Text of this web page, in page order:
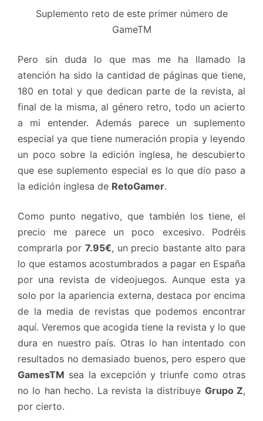
Suplemento reto de este primer número de
GameTM
Pero sin duda lo que mas me ha llamado la
atención ha sido la cantidad de páginas que tiene,
180 en total y que dedican parte de la revista, al
final de la misma, al género retro, todo un acierto
a mi entender. Además parece un suplemento
especial ya que tiene numeración propia y leyendo
un poco sobre la edición inglesa, he descubierto
que ese suplemento especial es lo que dio paso a
la edición inglesa de RetoGamer.
Como punto negativo, que también los tiene, el
precio me parece un poco excesivo. Podréis
comprarla por 7.95€, un precio bastante alto para
lo que estamos acostumbrados a pagar en España
por una revista de videojuegos. Aunque esta ya
solo por la apariencia externa, destaca por encima
de la media de revistas que podemos encontrar
aquí. Veremos que acogida tiene la revista y lo que
dura en nuestro país. Otras lo han intentado con
resultados no demasiado buenos, pero espero que
GamesTM sea la excepción y triunfe como otras
no lo han hecho. La revista la distribuye Grupo Z,
por cierto.